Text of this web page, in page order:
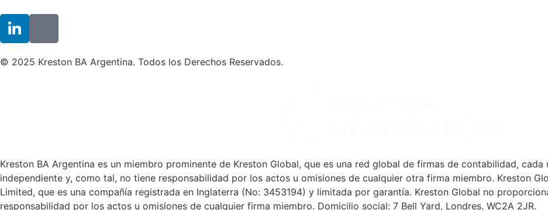
© 2025 Kreston BA Argentina. Todos los Derechos Reservados.
Kreston BA Argentina es un miembro prominente de Kreston Global, que es una red global de firmas de contabilidad,
independiente y, como tal, no tiene responsabilidad por los actos u omisiones de cualquier otra firma miembro. Kreston
Limited, que es una compañía registrada en Inglaterra (No: 3453194) y limitada por garantía. Kreston Global no
responsabilidad por los actos u omisiones de cualquier firma miembro. Domicilio social: 7 Bell Yard, Londres, WC2A 2JR.